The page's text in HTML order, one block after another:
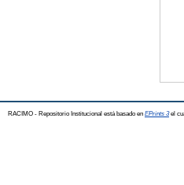
RACIMO - Repositorio Institucional está basado en EPrints 3el